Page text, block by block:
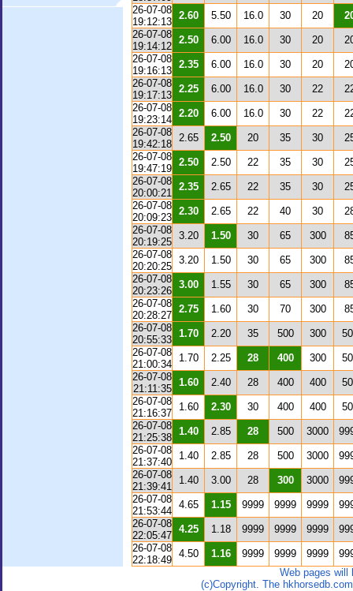
26-07-08
19:12:13
2.60 5.50 16.0 30 20
26-07-08
19:14:12
2.50 6.00 16.0 30 20
26-07-08
19:16:13
2.35 6.00 16.0 30 20
26-07-08
19:17:13
2.25 6.00 16.0 30 22
26-07-08
19:23:14
2.20 6.00 16.0 30 22
26-07-08
19:42:18
2.65 2.50 20 35 30
26-07-08
19:47:19
2.50 2.50 22 35 30
26-07-08
20:00:21
2.35 2.65 22 35 30
26-07-08
20:09:23
2.30 2.65 22 40 30
26-07-08
20:19:25
3.20 1.50 30 65 300
26-07-08
20:20:25
3.20 1.50 30 65 300
26-07-08
20:23:26
3.00 1.55 30 65 300
26-07-08
20:28:27
2.75 1.60 30 70 300
26-07-08
20:55:33
1.70 2.20 35 500 300
26-07-08
21:00:34
1.70 2.25 28 400 300
26-07-08
21:11:35
1.60 2.40 28 400 400
26-07-08
21:16:37
1.60 2.30 30 400 400
26-07-08
21:25:38
1.40 2.85 28 500 3000
26-07-08
21:37:40
1.40 2.85 28 500 3000
26-07-08
21:39:41
1.40 3.00 28 300 3000
26-07-08
21:53:44
4.65 1.15 9999 9999 9999
26-07-08
22:05:47
4.25 1.18 9999 9999 9999
26-07-08
22:18:49
4.50 1.16 9999 9999 9999
Web pages will
(c)Copyright. The